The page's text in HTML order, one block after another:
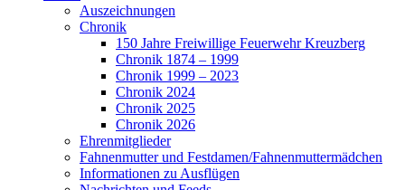
Auszeichnungen
Chronik
150 Jahre Freiwillige Feuerwehr Kreuzberg
Chronik 1874 – 1999
Chronik 1999 – 2023
Chronik 2024
Chronik 2025
Chronik 2026
Ehrenmitglieder
Fahnenmutter und Festdamen/Fahnenmuttermädchen
Informationen zu Ausflügen